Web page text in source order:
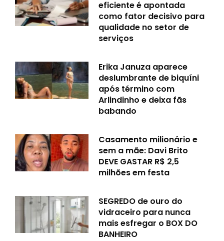
eficiente é apontada
como fator decisivo para
qualidade no setor de
serviços
Erika Januza aparece
deslumbrante de biquíni
após término com
Arlindinho e deixa fãs
babando
Casamento milionário e
sem a mãe: Davi Brito
DEVE GASTAR R$ 2,5
milhões em festa
SEGREDO de ouro do
vidraceiro para nunca
mais esfregar o BOX DO
BANHEIRO